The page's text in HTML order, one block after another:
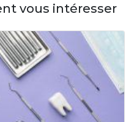
vous intéresser